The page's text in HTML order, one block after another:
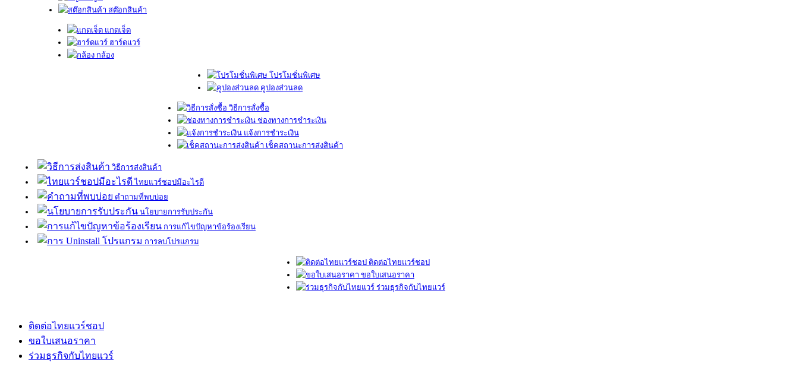
สต๊อกสินค้า
แกดเจ็ต
ฮาร์ดแวร์
กล้อง
โปรโมชั่นพิเศษ
คูปองส่วนลด
วิธีการสั่งซื้อ
ช่องทางการชำระเงิน
แจ้งการชำระเงิน
เช็คสถานะการส่งสินค้า
วิธีการส่งสินค้า
ไทยแวร์ชอปมีอะไรดี
คำถามที่พบบ่อย
นโยบายการรับประกัน
การแก้ไขปัญหาข้อร้องเรียน
การลบโปรแกรม
ติดต่อไทยแวร์ชอป
ขอใบเสนอราคา
ร่วมธุรกิจกับไทยแวร์
ติดต่อไทยแวร์ชอป
ขอใบเสนอราคา
ร่วมธุรกิจกับไทยแวร์